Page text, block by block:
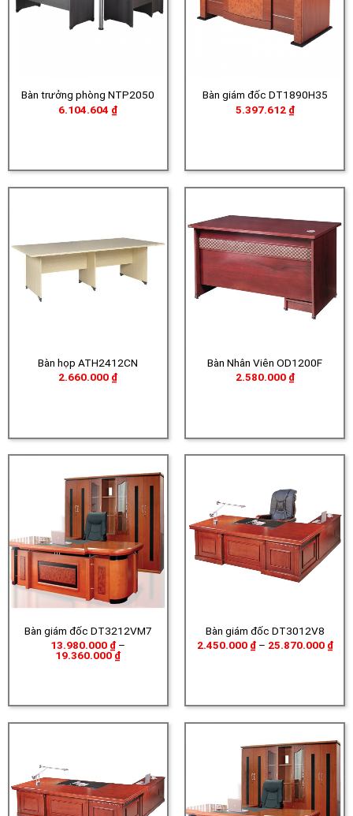
Bàn trưởng phòng NTP2050
6.104.604 ₫
Bàn giám đốc DT1890H35
5.397.612 ₫
Bàn họp ATH2412CN
2.660.000 ₫
Bàn Nhân Viên OD1200F
2.580.000 ₫
Bàn giám đốc DT3212VM7
13.980.000 ₫ –
19.360.000₫Khoảng
19.360.000 ₫
Bàn giám đốc DT3012V8
2.450.000 ₫ – 25.870.000 ₫
giá: